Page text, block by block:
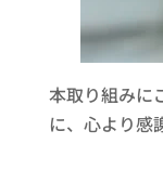
本取り組みに
に、心より感